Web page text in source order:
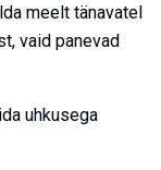
meelt tänavatel
vaid panevad
uhkusega